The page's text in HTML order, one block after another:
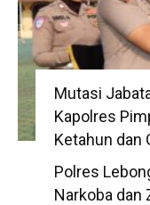
Mutasi
Kapolres
Ketahun dan
redaksi - 3
Polres
Narkoba dan